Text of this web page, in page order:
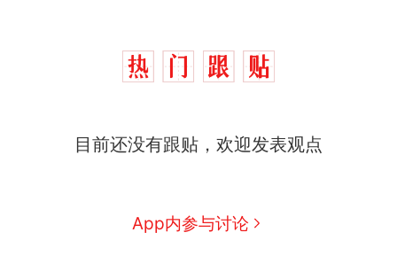
目前还没有跟贴，欢迎发表观点
App内参与讨论